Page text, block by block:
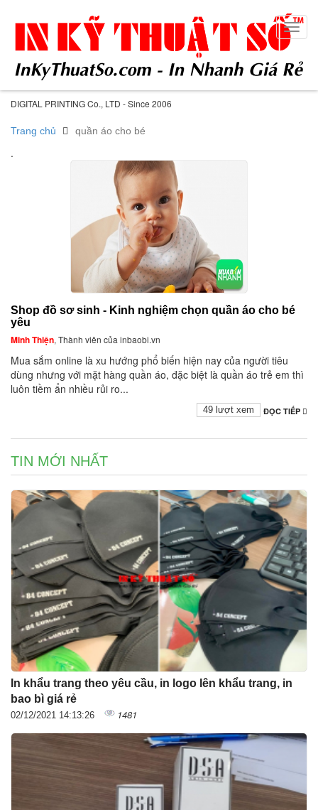
DIGITAL PRINTING Co., LTD - Since 2006
Trang chủ quần áo cho bé
.
Shop đồ sơ sinh - Kinh nghiệm chọn quần áo cho bé
yêu
Minh Thiện, Thành viên của inbaobi.vn
Mua sắm online là xu hướng phổ biến hiện nay của người tiêu
dùng nhưng với mặt hàng quần áo, đặc biệt là quần áo trẻ em thì
luôn tiềm ẩn nhiều rủi ro...
ĐỌC TIẾP
49 lượt xem
TIN MỚI NHẤT
In khẩu trang theo yêu cầu, in logo lên khẩu trang, in
bao bì giá rẻ
02/12/2021 14:13:26 1481